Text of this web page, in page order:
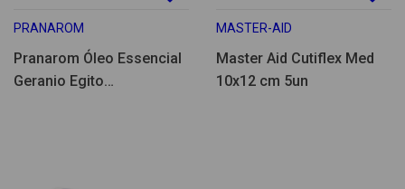
PRANAROM
Pranarom Óleo Essencial
Geranio Egito
MASTER-AID
Master Aid Cutiflex Med
10x12 cm 5un